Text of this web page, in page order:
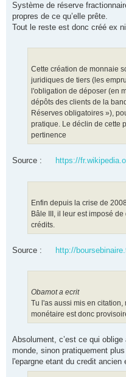
Système de réserve
propres de ce qu’elle prête.
Tout le reste est donc créé ex
Cette création de monnaie
juridiques de tiers (les
l'obligation de déposer (en
dépôts des clients de la
Réserves obligatoires »),
pratique. Le déclin de cette
pertinence
Source : https://
Enfin depuis la crise de
Bâle III, il leur est imposé
crédits.
Source : http://
Obamot a ecrit
Tu l'as aussi mis en
monétaire est donc
Absolument, c’est ce qui
monde, sinon pratiquement
l'epargne etant du credit ancien